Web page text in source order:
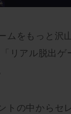
ムをもっと沢
リアル脱出
トの中からセ